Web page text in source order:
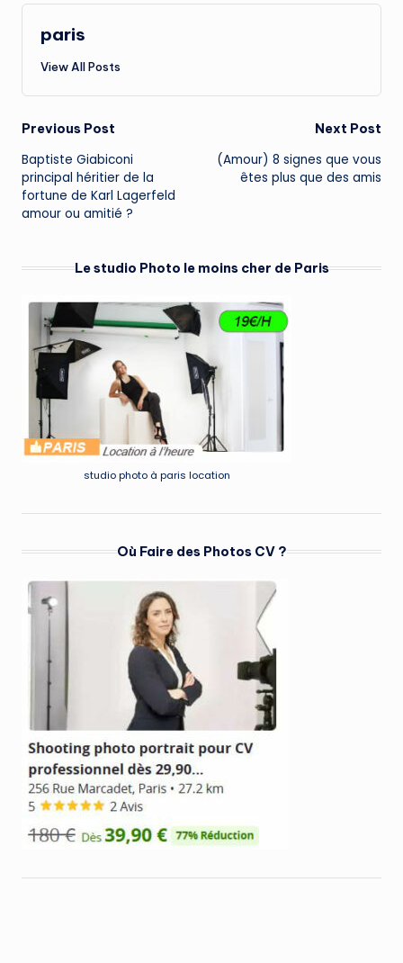
paris
View All Posts
Post
navigation
Previous Post
Baptiste Giabiconi
principal héritier de la
fortune de Karl Lagerfeld
amour ou amitié ?
Next Post
(Amour) 8 signes que vous
êtes plus que des amis
Le studio Photo le moins cher de Paris
studio photo à paris location
Où Faire des Photos CV ?